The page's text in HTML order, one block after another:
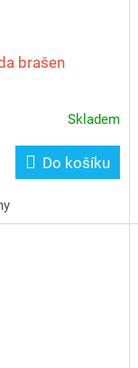
brašen
Skladem
Do košíku